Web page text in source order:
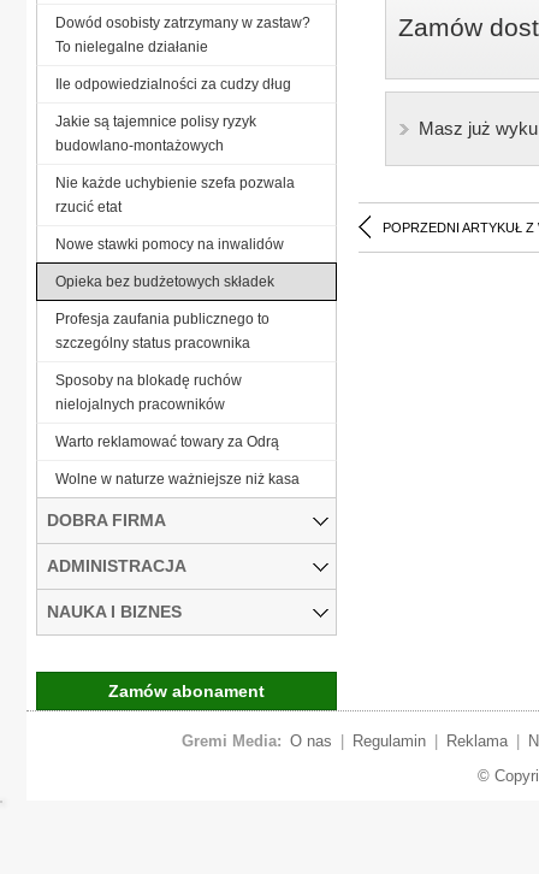
Zamów
Masz już
POPRZEDNI ARTYKUŁ Z
Dowód osobisty zatrzymany w zastaw?
To nielegalne działanie
Ile odpowiedzialności za cudzy dług
Jakie są tajemnice polisy ryzyk
budowlano-montażowych
Nie każde uchybienie szefa pozwala
rzucić etat
Nowe stawki pomocy na inwalidów
Opieka bez budżetowych składek
Profesja zaufania publicznego to
szczególny status pracownika
Sposoby na blokadę ruchów
nielojalnych pracowników
Warto reklamować towary za Odrą
Wolne w naturze ważniejsze niż kasa
DOBRA FIRMA
ADMINISTRACJA
NAUKA I BIZNES
Zamów abonament
Gremi Media: O nas Regulamin Reklama
©